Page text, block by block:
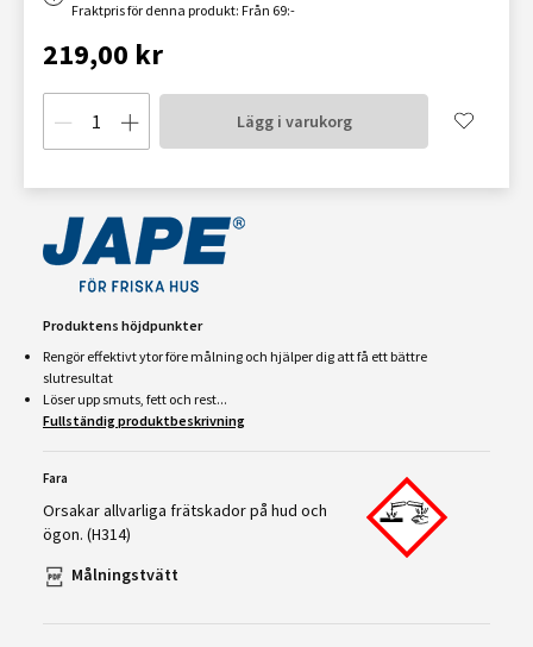
Fraktpris för denna produkt: Från 69:-
219,00 kr
Lägg i varukorg
Produktens höjdpunkter
Rengör effektivt ytor före målning och hjälper dig att få ett bättre
slutresultat
Löser upp smuts, fett och rest...
Fullständig produktbeskrivning
Fara
Orsakar allvarliga frätskador på hud och
ögon. (H314)
Målningstvätt